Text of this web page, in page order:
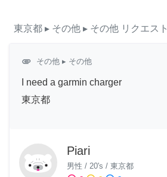
東京都 ▸ その他 ▸ その他 リクエスト
attachment その他 ▸ その他
I need a garmin charger
東京都
Piari
男性 / 20's / 東京都